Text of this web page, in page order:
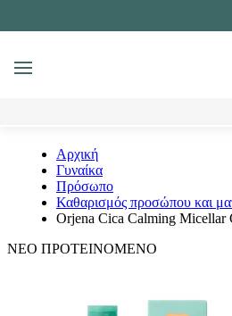
MENU
Αρχική
Γυναίκα
Πρόσωπο
Καθαρισμός προσώπου και
Orjena Cica Calming Micellar
ΝΕΟ ΠΡΟΤΕΙΝΟΜΕΝΟ